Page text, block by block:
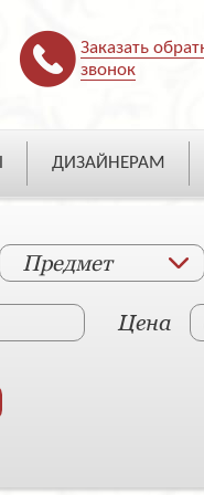
Заказать
звонок
ДИЗАЙНЕРАМ
Предмет
Цена